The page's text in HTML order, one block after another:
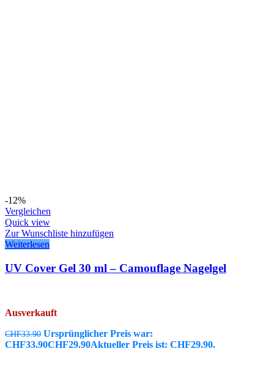
-12%
Vergleichen
Quick view
Zur Wunschliste hinzufügen
Weiterlesen
UV Cover Gel 30 ml – Camouflage Nagelgel
Ausverkauft
CHF33.90 Ursprünglicher Preis war:
CHF33.90CHF29.90Aktueller Preis ist: CHF29.90.